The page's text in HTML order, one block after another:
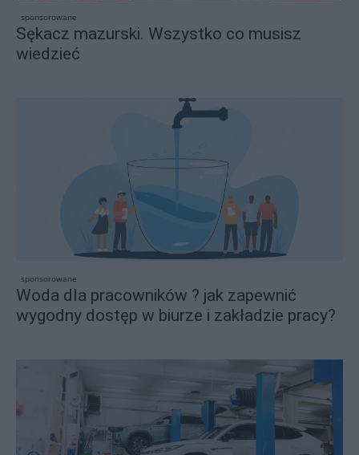
sponsorowane
Sękacz mazurski. Wszystko co musisz
wiedzieć
sponsorowane
Woda dla pracowników ? jak zapewnić
wygodny dostęp w biurze i zakładzie pracy?